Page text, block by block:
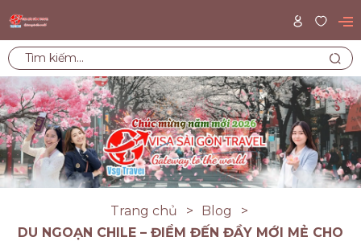
Trang chủ
Blog
DU NGOẠN CHILE – ĐIỂM ĐẾN ĐẦY MỚI MẺ CHO